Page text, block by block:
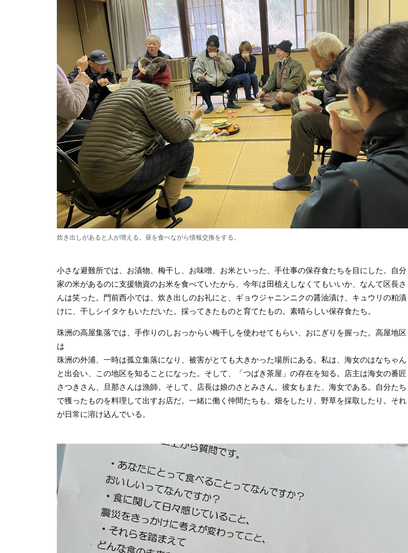
炊き出しがあると人が増える。昼を食べながら情報交換をする。
小さな避難所では、お漬物、梅干し、お味噌、お米といった、手仕事の保存食たちを目にした。自分
家の米があるのに支援物資のお米を食べていたから、今年は田植えしなくてもいいか、なんて区長さ
んは笑った。門前西小では、炊き出しのお礼にと、ギョウジャニンニクの醤油漬け、キュウリの粕漬
けに、干しシイタケもいただいた。採ってきたものと育てたもの。素晴らしい保存食たち。
珠洲の高屋集落では、手作りのしおっからい梅干しを使わせてもらい、おにぎりを握った。高屋地区
は
珠洲の外浦、一時は孤立集落になり、被害がとても大きかった場所にある。私は、海女のはなちゃん
と出会い、この地区を知ることになった。そして、「つばき茶屋」の存在を知る。店主は海女の番匠
さつきさん、旦那さんは漁師。そして、店長は娘のさとみさん。彼女もまた、海女である。自分たち
で獲ったものを料理して出すお店だ。一緒に働く仲間たちも、畑をしたり、野草を採取したり。それ
が日常に溶け込んでいる。